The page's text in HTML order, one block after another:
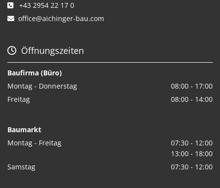
 +43 2954 22 17 0
 office@aichinger-bau.com
Öffnungszeiten
Baufirma (Büro)
Montag - Donnerstag
08:00 - 17:00
Freitag
08:00 - 14:00
Baumarkt
Montag - Freitag
07:30 - 12:00
13:00 - 18:00
Samstag
07:30 - 12:00